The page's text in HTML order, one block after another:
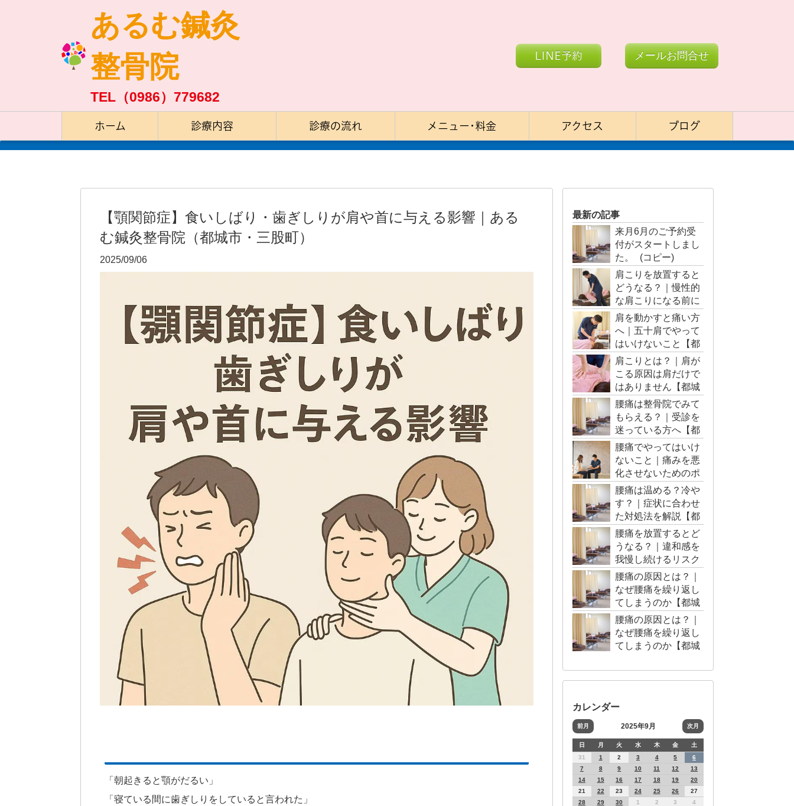
あるむ鍼灸
整骨院
TEL（0986）779682
LINE予約 メールお問合せ
ホーム 診療内容 診療の流れ メニュー･料金 アクセス ブログ
【顎関節症】食いしばり・歯ぎしりが肩や首に与える影響｜ある
む鍼灸整骨院（都城市・三股町）
2025/09/06
「朝起きると顎がだるい」
「寝ている間に歯ぎしりをしていると言われた」
最新の記事
来月6月のご予約受
付がスタートしまし
た。 (コピー)
肩こりを放置すると
どうなる？｜慢性的
な肩こりになる前に
【都城市・三股町】
肩を動かすと痛い方
へ｜五十肩でやって
はいけないこと【都
城市・三股町】
肩こりとは？｜肩が
こる原因は肩だけで
はありません【都城
市・三股町】
腰痛は整骨院でみて
もらえる？｜受診を
迷っている方へ【都
城市・三股町】
腰痛でやってはいけ
ないこと｜痛みを悪
化させないためのポ
イント【都城市・三
股町】
腰痛は温める？冷や
す？｜症状に合わせ
た対処法を解説【都
城市・三股町
腰痛を放置するとど
うなる？｜違和感を
我慢し続けるリスク
【都城市・三股町】
腰痛の原因とは？｜
なぜ腰痛を繰り返し
てしまうのか【都城
市・三股町】
腰痛の原因とは？｜
なぜ腰痛を繰り返し
てしまうのか【都城
カレンダー
前月 2025年9月 次月
日 月 火 水 木 金
土
31
1 2 3 4 5
6
7
8 9 10 11 12
13
14
15 16 17 18 19
20
21
22 23 24 25 26
27
28
29 30 1 2 3 4